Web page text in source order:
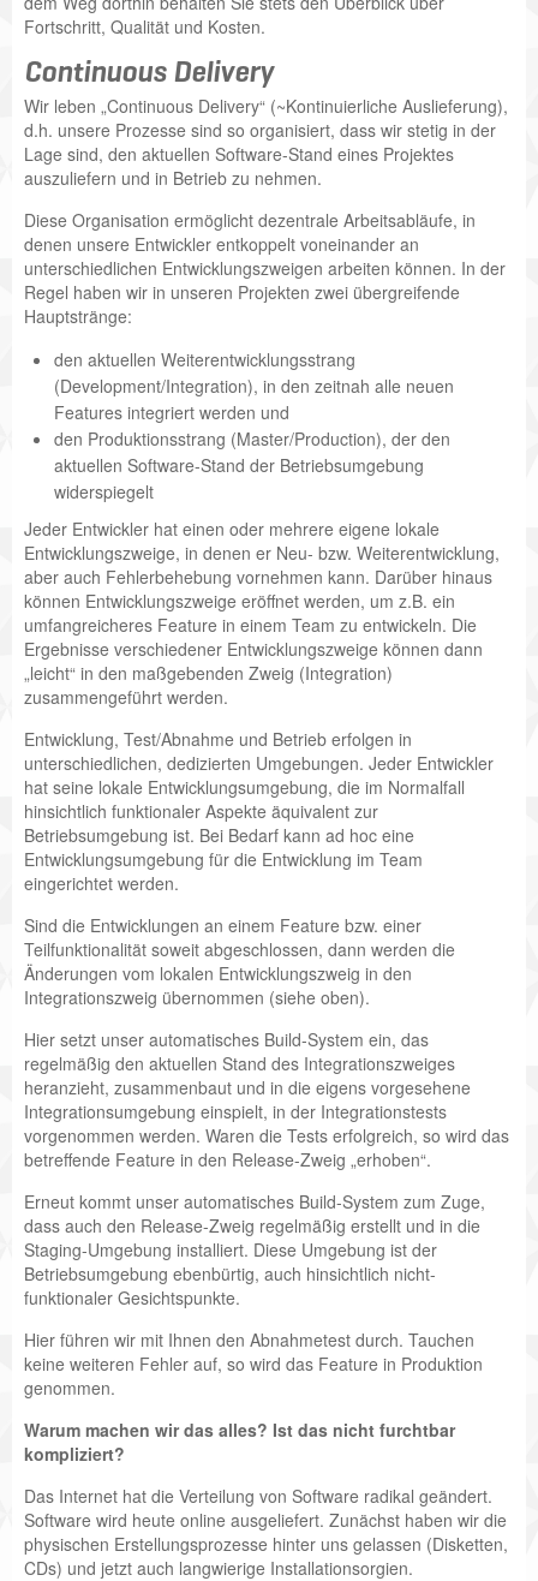
Fortschritt, Qualität und Kosten.
Continuous Delivery
Wir leben „Continuous Delivery“ (~Kontinuierliche Auslieferung),
d.h. unsere Prozesse sind so organisiert, dass wir stetig in der
Lage sind, den aktuellen Software-Stand eines Projektes
auszuliefern und in Betrieb zu nehmen.
Diese Organisation ermöglicht dezentrale Arbeitsabläufe, in
denen unsere Entwickler entkoppelt voneinander an
unterschiedlichen Entwicklungszweigen arbeiten können. In der
Regel haben wir in unseren Projekten zwei übergreifende
Hauptstränge:
den aktuellen Weiterentwicklungsstrang
(Development/Integration), in den zeitnah alle neuen
Features integriert werden und
den Produktionsstrang (Master/Production), der den
aktuellen Software-Stand der Betriebsumgebung
widerspiegelt
Jeder Entwickler hat einen oder mehrere eigene lokale
Entwicklungszweige, in denen er Neu- bzw. Weiterentwicklung,
aber auch Fehlerbehebung vornehmen kann. Darüber hinaus
können Entwicklungszweige eröffnet werden, um z.B. ein
umfangreicheres Feature in einem Team zu entwickeln. Die
Ergebnisse verschiedener Entwicklungszweige können dann
„leicht“ in den maßgebenden Zweig (Integration)
zusammengeführt werden.
Entwicklung, Test/Abnahme und Betrieb erfolgen in
unterschiedlichen, dedizierten Umgebungen. Jeder Entwickler
hat seine lokale Entwicklungsumgebung, die im Normalfall
hinsichtlich funktionaler Aspekte äquivalent zur
Betriebsumgebung ist. Bei Bedarf kann ad hoc eine
Entwicklungsumgebung für die Entwicklung im Team
eingerichtet werden.
Sind die Entwicklungen an einem Feature bzw. einer
Teilfunktionalität soweit abgeschlossen, dann werden die
Änderungen vom lokalen Entwicklungszweig in den
Integrationszweig übernommen (siehe oben).
Hier setzt unser automatisches Build-System ein, das
regelmäßig den aktuellen Stand des Integrationszweiges
heranzieht, zusammenbaut und in die eigens vorgesehene
Integrationsumgebung einspielt, in der Integrationstests
vorgenommen werden. Waren die Tests erfolgreich, so wird das
betreffende Feature in den Release-Zweig „erhoben“.
Erneut kommt unser automatisches Build-System zum Zuge,
dass auch den Release-Zweig regelmäßig erstellt und in die
Staging-Umgebung installiert. Diese Umgebung ist der
Betriebsumgebung ebenbürtig, auch hinsichtlich nicht-
funktionaler Gesichtspunkte.
Hier führen wir mit Ihnen den Abnahmetest durch. Tauchen
keine weiteren Fehler auf, so wird das Feature in Produktion
genommen.
Warum machen wir das alles? Ist das nicht furchtbar
kompliziert?
Das Internet hat die Verteilung von Software radikal geändert.
Software wird heute online ausgeliefert. Zunächst haben wir die
physischen Erstellungsprozesse hinter uns gelassen (Disketten,
CDs) und jetzt auch langwierige Installationsorgien.